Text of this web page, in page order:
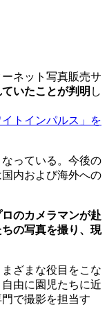
ネット写真販売サ
いたことが判明 し
トインパルス」を
っている。今後の
内および海外への
のカメラマンが赴
の写真を撮り、現
ざまな役目をこな
由に園児たちに近
で撮影を担当す